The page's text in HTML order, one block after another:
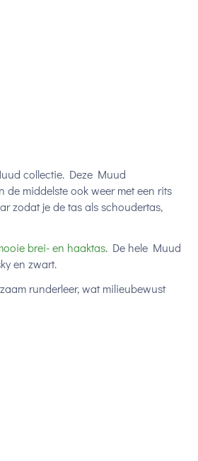
collectie. Deze Muud
de middelste ook weer met een rits
zodat je de tas als schoudertas,
brei- en haaktas. De hele Muud
en zwart.
runderleer, wat milieubewust